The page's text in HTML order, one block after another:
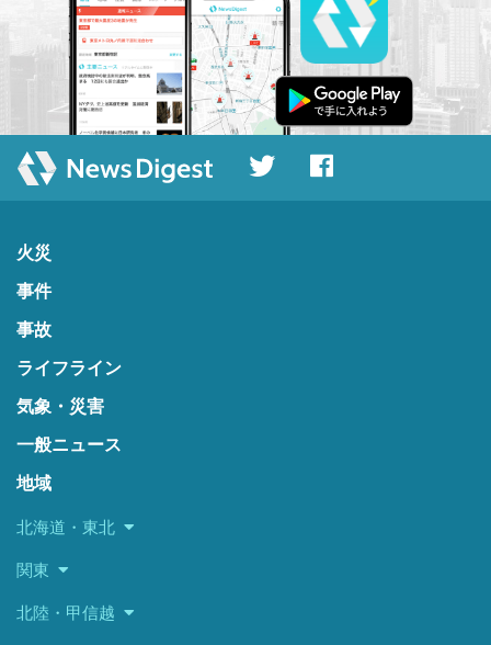
火災
事件
事故
ライフライン
気象・災害
一般ニュース
地域
北海道・東北
関東
北陸・甲信越